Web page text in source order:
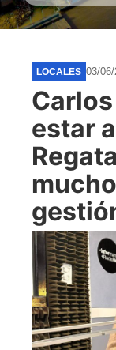
LOCALES 03/
estar